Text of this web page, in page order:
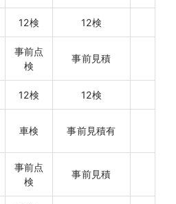
12検 12検
事前点
検
事前見積
12検 12検
車検 事前見積有
事前点
検
事前見積